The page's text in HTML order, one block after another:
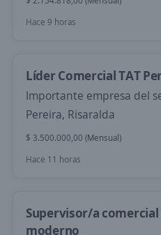
Hace 9 horas
Líder Comercial TAT
Importante empresa del
Pereira, Risaralda
$ 3.500.000,00 (Mensual)
Hace 11 horas
Supervisor/a
moderno